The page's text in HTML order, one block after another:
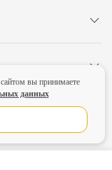
вы принимаете
данных